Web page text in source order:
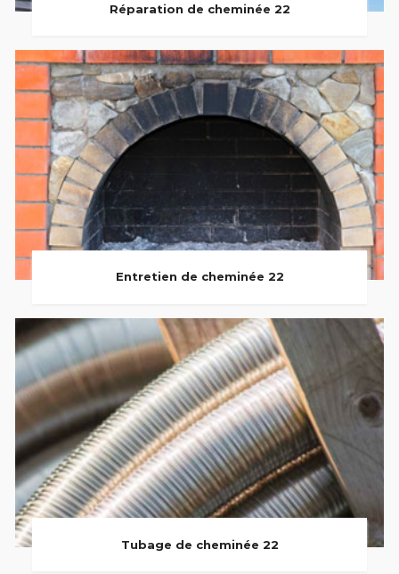
Réparation de cheminée 22
Entretien de cheminée 22
Tubage de cheminée 22